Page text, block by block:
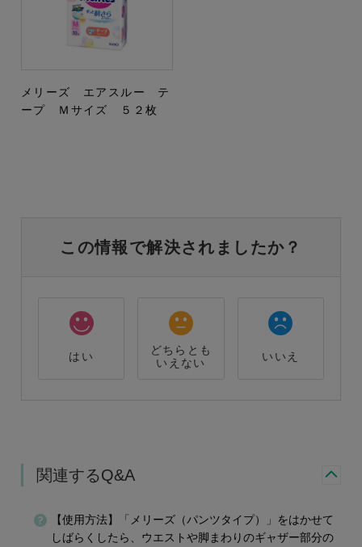
メリーズ エアスルー テ
ープ Ｍサイズ ５２枚
この情報で解決されましたか？
はい
どちらとも
いえない
いいえ
関連するQ&A
【使用方法】「メリーズ（パンツタイプ）」をはかせて
しばらくしたら、ウエストや脚まわりのギャザー部分の